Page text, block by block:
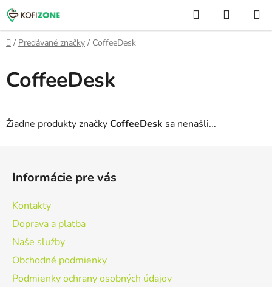
Prejsť
na
obsah
Hľadať
KOŠÍK
Domov
/ Predávané značky / CoffeeDesk
CoffeeDesk
Žiadne produkty značkyCoffeeDesk sa nenašli...
Informácie pre vás
Kontakty
Doprava a platba
Naše služby
Obchodné podmienky
Podmienky ochrany osobných údajov